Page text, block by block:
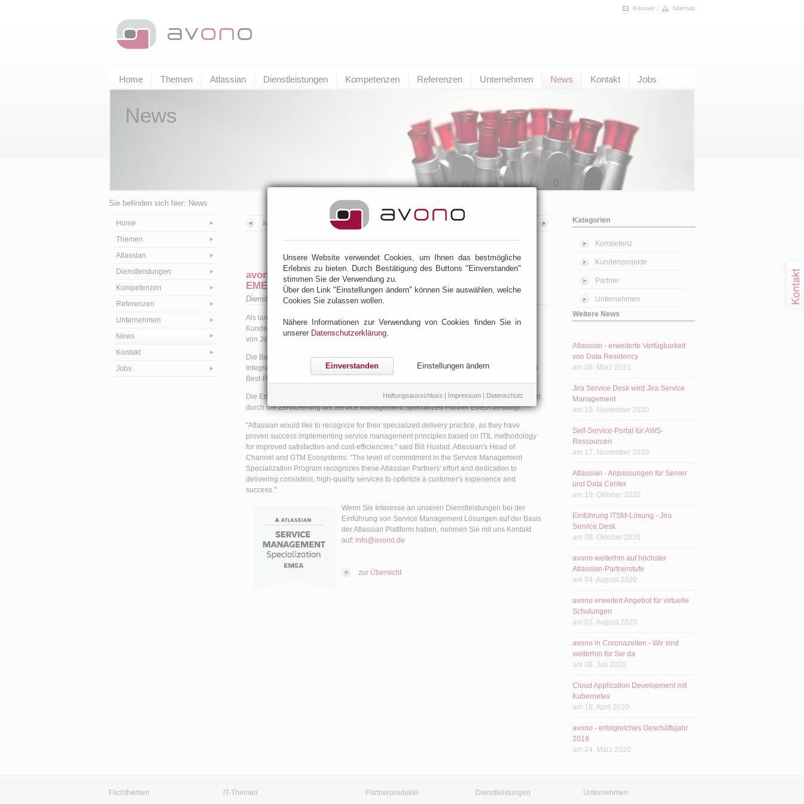
Kontakt Sitemap
Home Themen Atlassian Dienstleistungen Kompetenzen Referenzen Unternehmen News Kontakt Jobs
News
Sie befinden sich hier: News
Home
Themen
Atlassian
Dienstleistungen
Kompetenzen
Referenzen
Unternehmen
News
Kontakt
Jobs
älterer Eintrag zur Übersicht
avono ist Atlassian Specialized Partner Service Management
EMEA
Dienstag, 30. September 2025 @ 08:49
Als langjähriger Atlassian Platinum Solution Partner unterstützt avono ihre
Kunden, bei der Einführung von Service Management Lösungen auf der Basis
von Jira Service Management.
Die Bandbreite umfasst dabei die Ablösung von Legacy Service Managementsystemen,
Integrationen mit Drittsystemen, Modellierung von CMDBs, Beratungen und Workshops zu
Best-Practices bei der Einführung von Service Management Lösungen.
Die Erfahrung sus zahlreichen erfolgreichen Kundenprojekten wurde seitens Atlassian jetzt
durch die Zertifizierung als Service Management Specialized Partner EMEA bestätigt.
"Atlassian would like to recognize for their specialized delivery practice, as they have
proven success implementing service management principles based on ITIL methodology
for improved satisfaction and cost-efficiencies." said Bill Hustad, Atlassian's Head of
Channel and GTM Ecosystems. "The level of commitment in the Service Management
Specialization Program recognizes these Atlassian Partners' effort and dedication to
delivering consistent, high-quality services to optimize a customer's experience and
success."
Wenn Sie Interesse an unseren Dienstleistungen bei der
Einführung von Service Management Lösungen auf der Basis
der Atlassian Plattform haben, nehmen Sie mit uns Kontakt
auf: info@avono.de
zur Übersicht
Kategorien
Kompetenz
Kundenprojekte
Partner
Unternehmen
Weitere News
Atlassian - erweiterte Verfügbarkeit
von Data Residency
am 08. März 2021
Jira Service Desk wird Jira Service
Management
am 19. November 2020
Self-Service-Portal für AWS-
Ressourcen
am 17. November 2020
Atlassian - Anpassungen für Server
und Data Center
am 19. Oktober 2020
Einführung ITSM-Lösung - Jira
Service Desk
am 09. Oktober 2020
avono weiterhin auf höchster
Atlassian-Partnerstufe
am 04. August 2020
avono erweitert Angebot für virtuelle
Schulungen
am 03. August 2020
avono in Coronazeiten - Wir sind
weiterhin für Sie da
am 06. Juli 2020
Cloud Application Development mit
Kubernetes
am 18. April 2020
avono - erfolgreiches Geschäftsjahr
2019
am 24. März 2020
Fachthemen IT-Themen Partnerprodukte Dienstleistungen Unternehmen
Unsere Website verwendet Cookies, um Ihnen das bestmögliche
Erlebnis zu bieten. Durch Bestätigung des Buttons "Einverstanden"
stimmen Sie der Verwendung zu.
Über den Link "Einstellungen ändern" können Sie auswählen, welche
Cookies Sie zulassen wollen.
Nähere Informationen zur Verwendung von Cookies finden Sie in
unserer Datenschutzerklärung
Einverstanden Einstellungen ändern
Haftungsausschluss | Impressum | Datenschutz